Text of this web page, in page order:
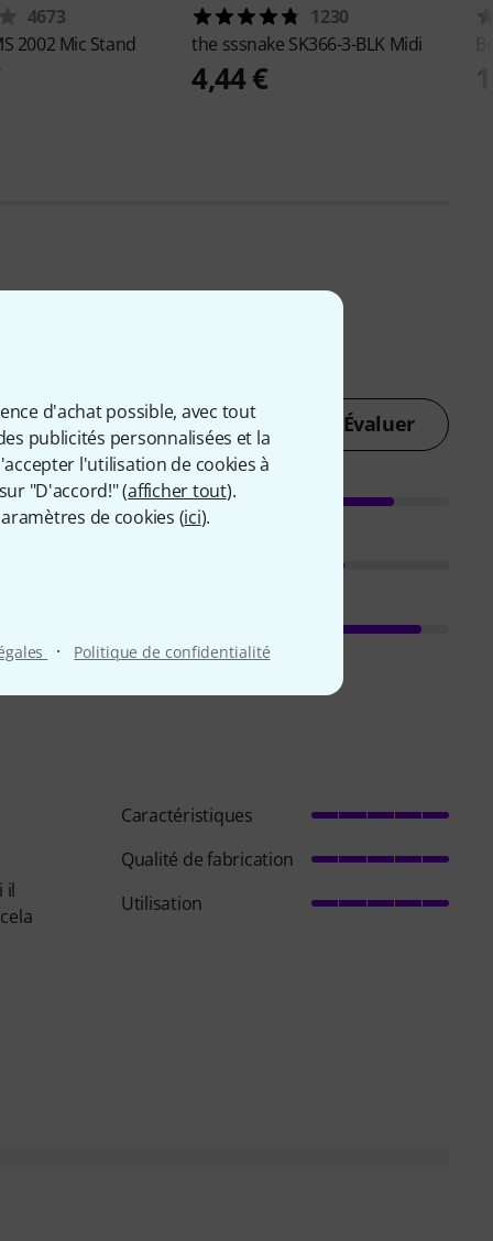
d'achat possible, avec tout
publicités personnalisées et la
l'utilisation de cookies à
"D'accord!" (afficher tout).
de cookies (ici).
· Politique de confidentialité
4673
2002 Mic Stand
1230
the sssnake SK366-3-BLK Midi
4,44 €
Évaluer
il
Caractéristiques
Qualité de fabrication
Utilisation